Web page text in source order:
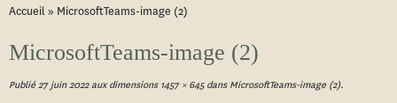
Accueil» MicrosoftTeams-image (2)
MicrosoftTeams-image (2)
Publié 27 juin 2022aux dimensions1457 × 645dansMicrosoftTeams-image (2).